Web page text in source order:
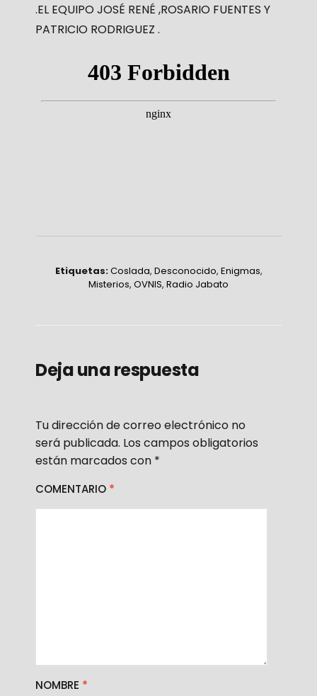
.EL EQUIPO JOSÉ RENÉ ,ROSARIO FUENTES Y
PATRICIO RODRIGUEZ .
Etiquetas:Coslada, Desconocido, Enigmas,
Misterios, OVNIS, Radio Jabato
Deja una respuesta
Tu dirección de correo electrónico no
será publicada. Los campos obligatorios
están marcados con *
COMENTARIO *
NOMBRE *